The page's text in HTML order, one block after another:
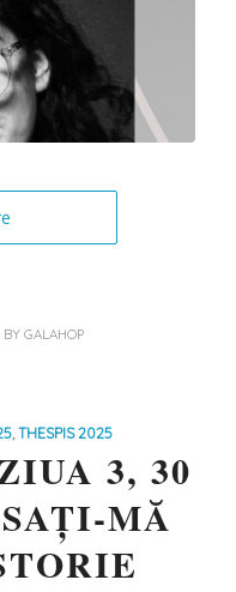
BY GALAHOP
,THESPIS 2025
3, 30
MĂ